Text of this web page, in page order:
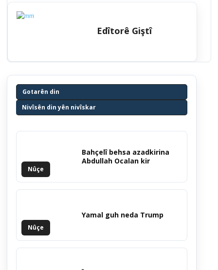
Edîtorê Giştî
Gotarên din
Nivîsên din yên nivîskar
Nûçe
Bahçelî behsa azadkirina
Abdullah Ocalan kir
Nûçe
Yamal guh neda Trump